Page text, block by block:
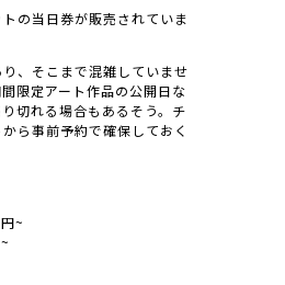
の当日券が販売されていま
、そこまで混雑していませ
限定アート作品の公開日な
切れる場合もあるそう。チ
ら事前予約で確保しておく
~